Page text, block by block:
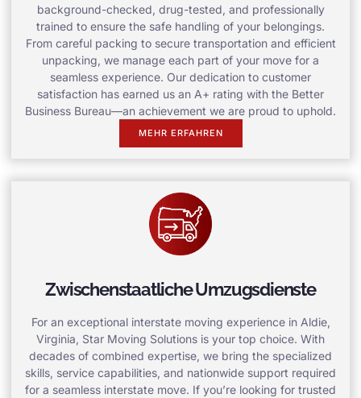
background-checked, drug-tested, and professionally
trained to ensure the safe handling of your belongings.
From careful packing to secure transportation and efficient
unpacking, we manage each part of your move for a
seamless experience. Our dedication to customer
satisfaction has earned us an A+ rating with the Better
Business Bureau—an achievement we are proud to uphold.
MEHR ERFAHREN
Zwischenstaatliche Umzugsdienste
For an exceptional interstate moving experience in Aldie,
Virginia, Star Moving Solutions is your top choice. With
decades of combined expertise, we bring the specialized
skills, service capabilities, and nationwide support required
for a seamless interstate move. If you’re looking for trusted